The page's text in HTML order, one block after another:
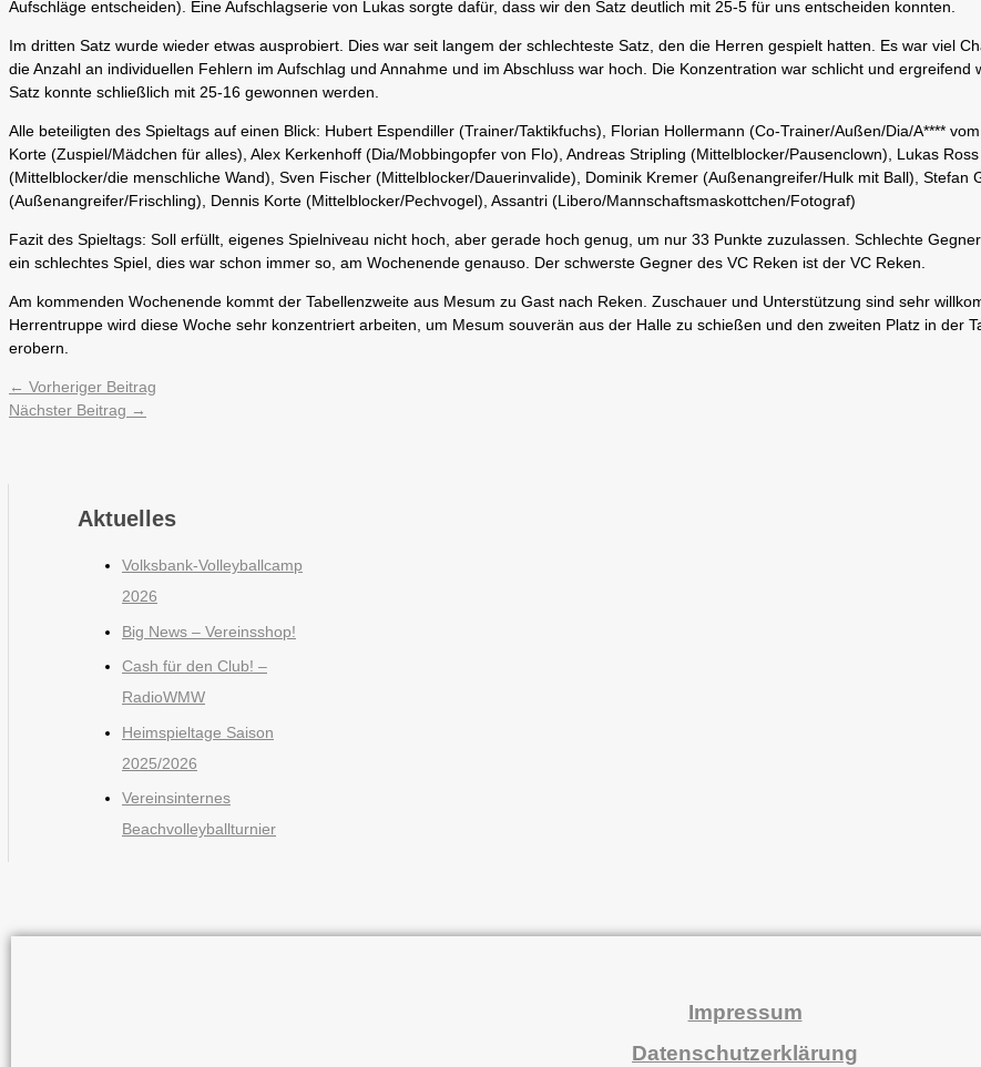
Aufschläge entscheiden). Eine Aufschlagserie von Lukas sorgte dafür, dass wir den Satz deutlich mit 25-5 für uns entscheiden konnten.
Im dritten Satz wurde wieder etwas ausprobiert. Dies war seit langem der schlechteste Satz, den die Herren gespielt hatten. Es war viel
die Anzahl an individuellen Fehlern im Aufschlag und Annahme und im Abschluss war hoch. Die Konzentration war schlicht und ergreifend
Satz konnte schließlich mit 25-16 gewonnen werden.
Alle beteiligten des Spieltags auf einen Blick: Hubert Espendiller (Trainer/Taktikfuchs), Florian Hollermann (Co-Trainer/Außen/Dia/A****
Korte (Zuspiel/Mädchen für alles), Alex Kerkenhoff (Dia/Mobbingopfer von Flo), Andreas Stripling (Mittelblocker/Pausenclown), Lukas Ross
(Mittelblocker/die menschliche Wand), Sven Fischer (Mittelblocker/Dauerinvalide), Dominik Kremer (Außenangreifer/Hulk mit Ball), Stefan
(Außenangreifer/Frischling), Dennis Korte (Mittelblocker/Pechvogel), Assantri (Libero/Mannschaftsmaskottchen/Fotograf)
Fazit des Spieltags: Soll erfüllt, eigenes Spielniveau nicht hoch, aber gerade hoch genug, um nur 33 Punkte zuzulassen. Schlechte
ein schlechtes Spiel, dies war schon immer so, am Wochenende genauso. Der schwerste Gegner des VC Reken ist der VC Reken.
Am kommenden Wochenende kommt der Tabellenzweite aus Mesum zu Gast nach Reken. Zuschauer und Unterstützung sind sehr
Herrentruppe wird diese Woche sehr konzentriert arbeiten, um Mesum souverän aus der Halle zu schießen und den zweiten Platz in der
erobern.
← Vorheriger Beitrag
Nächster Beitrag →
Aktuelles
Volksbank-Volleyballcamp
2026
Big News – Vereinsshop!
Cash für den Club! –
RadioWMW
Heimspieltage Saison
2025/2026
Vereinsinternes
Beachvolleyballturnier
Impressum
Datenschutzerklärung